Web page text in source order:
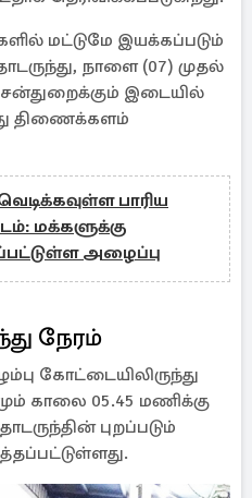
மட்டுமே இயக்கப்படும்
நாளை (07) முதல்
இடையில்
திணைக்களம்
பாரிய
மக்களுக்கு
அழைப்பு
நேரம்
கோட்டையிலிருந்து
காலை 05.45 மணிக்கு
புறப்படும்